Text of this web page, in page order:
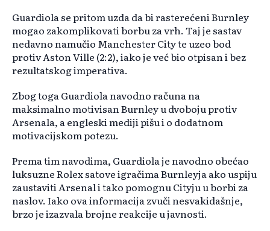
Guardiola se pritom uzda da bi rasterećeni Burnley
mogao zakomplikovati borbu za vrh. Taj je sastav
nedavno namučio Manchester City te uzeo bod
protiv Aston Ville (2:2), iako je već bio otpisan i bez
rezultatskog imperativa.
Zbog toga Guardiola navodno računa na
maksimalno motivisan Burnley u dvoboju protiv
Arsenala, a engleski mediji pišu i o dodatnom
motivacijskom potezu.
Prema tim navodima, Guardiola je navodno obećao
luksuzne Rolex satove igračima Burnleyja ako uspiju
zaustaviti Arsenal i tako pomognu Cityju u borbi za
naslov. Iako ova informacija zvuči nesvakidašnje,
brzo je izazvala brojne reakcije u javnosti.